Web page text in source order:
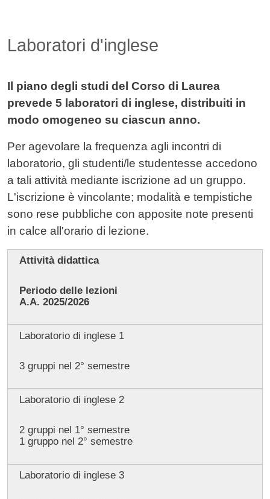
Laboratori d'inglese
Il piano degli studi del Corso di Laurea
prevede 5 laboratori di inglese, distribuiti in
modo omogeneo su ciascun anno.
Per agevolare la frequenza agli incontri di
laboratorio, gli studenti/le studentesse accedono
a tali attività mediante iscrizione ad un gruppo.
L'iscrizione è vincolante; modalità e tempistiche
sono rese pubbliche con apposite note presenti
in calce all'orario di lezione.
Attività didattica
Periodo delle lezioni
A.A. 2025/2026
Laboratorio di inglese 1
3 gruppi nel 2° semestre
Laboratorio di inglese 2
2 gruppi nel 1° semestre
1 gruppo nel 2° semestre
Laboratorio di inglese 3